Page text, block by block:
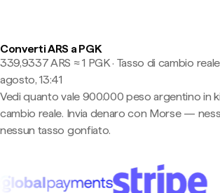
Converti ARS a PGK
339,9337 ARS ≈ 1 PGK · Tasso di cambio reale
agosto, 13:41
Vedi quanto vale 900.000 peso argentino in
cambio reale. Invia denaro con Morse —
nessun tasso gonfiato.